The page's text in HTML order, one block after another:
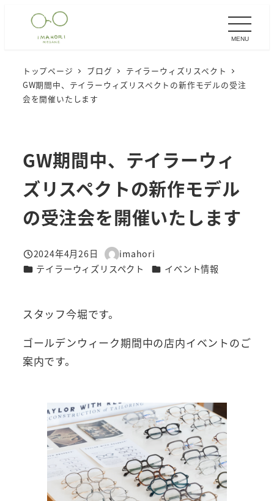
MENU
トップページ ブログ
テイラーウィズリスペクト
GW期間中、テイラーウィズリスペクトの新作モデルの受注
会を開催いたします
GW期間中、テイラーウィ
ズリスペクトの新作モデル
の受注会を開催いたします
投稿日
2024年4月26日
著
者
imahori
カテゴリー
テイラーウィズリスペクト カテゴリー
イベント情報
スタッフ今堀です。
ゴールデンウィーク期間中の店内イベントのご
案内です。